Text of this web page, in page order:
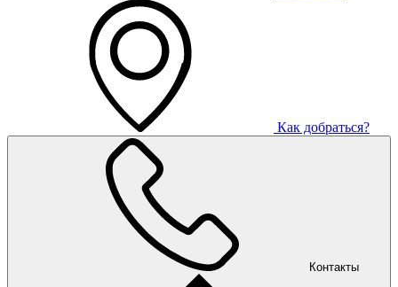
Как добраться?
Контакты